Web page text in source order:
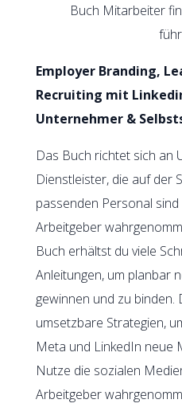
Buch Mitarbeiter
Employer Branding,
Recruiting mit
Unternehmer &
Das Buch richtet sich an
Dienstleister, die auf der
passenden Personal
Arbeitgeber
Buch erhältst du viele
Anleitungen, um planbar
gewinnen und zu binden.
umsetzbare Strategien,
Meta und LinkedIn neue
Nutze die sozialen
Arbeitgeber